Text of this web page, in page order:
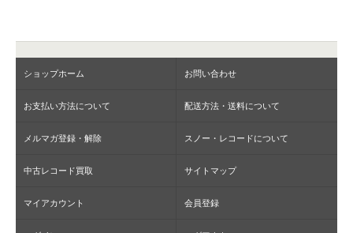
ショップホーム お問い合わせ
お支払い方法について 配送方法・送料について
メルマガ登録・解除 スノー・レコードについて
中古レコード買取 サイトマップ
マイアカウント 会員登録